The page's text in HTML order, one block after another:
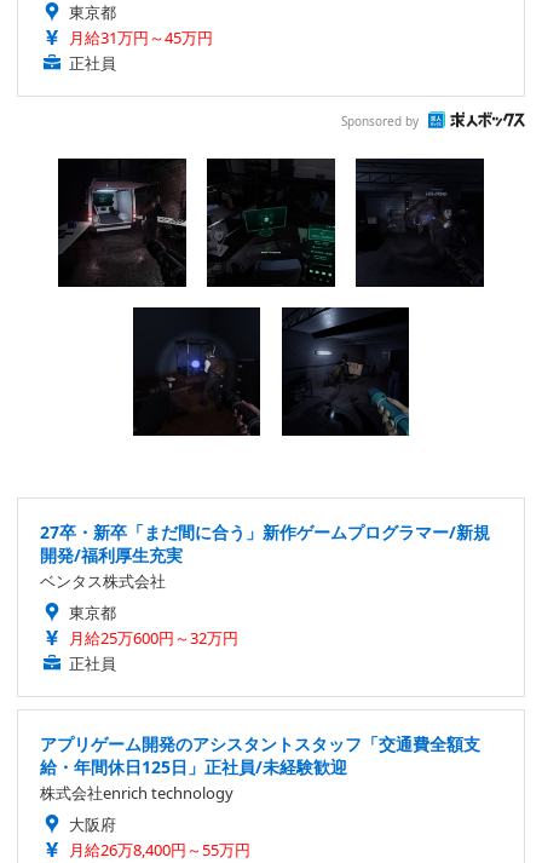
東京都
月給31万円～45万円
正社員
Sponsored by
27卒・新卒「まだ間に合う」新作ゲームプログラマー/新規
開発/福利厚生充実
ベンタス株式会社
東京都
月給25万600円～32万円
正社員
アプリゲーム開発のアシスタントスタッフ「交通費全額支
給・年間休日125日」正社員/未経験歓迎
株式会社enrich technology
大阪府
月給26万8,400円～55万円